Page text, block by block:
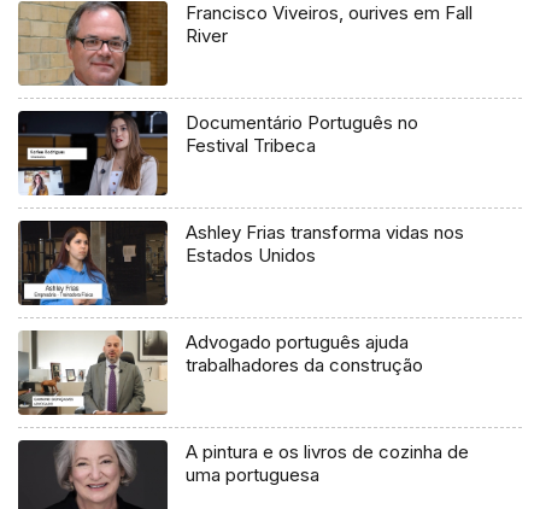
Francisco Viveiros, ourives em Fall
River
Documentário Português no
Festival Tribeca
Ashley Frias transforma vidas nos
Estados Unidos
Advogado português ajuda
trabalhadores da construção
A pintura e os livros de cozinha de
uma portuguesa